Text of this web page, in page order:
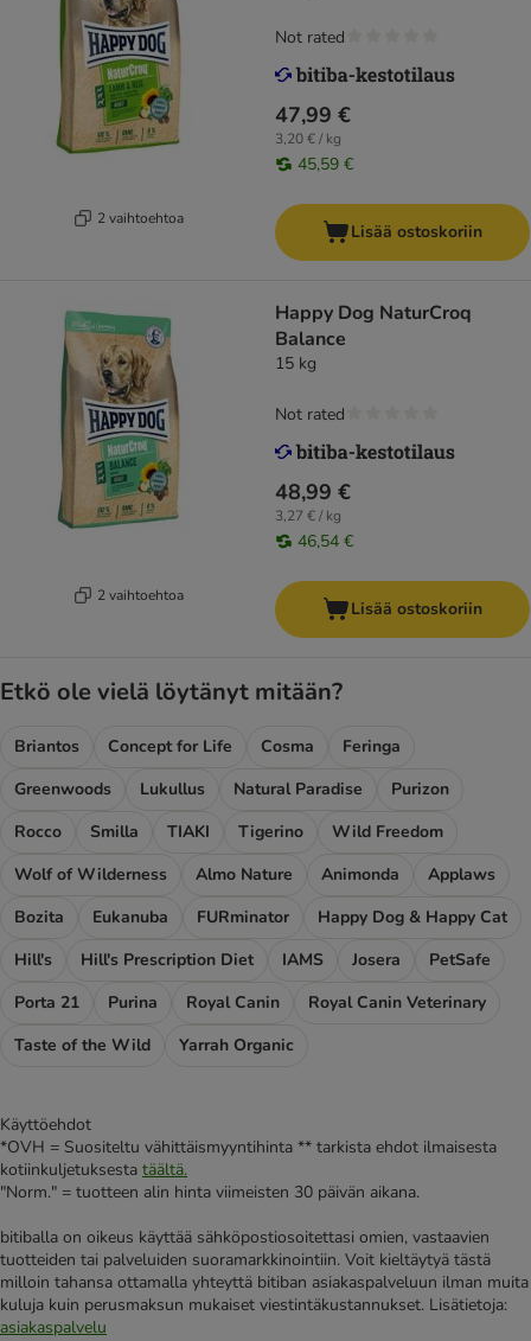
2 vaihtoehtoa
47,99 €
3,20 € / kg
45,59 €
Not rated
Lisää ostoskoriin
2 vaihtoehtoa
Happy Dog NaturCroq
Balance
15 kg
48,99 €
3,27 € / kg
46,54 €
Not rated
Lisää ostoskoriin
Etkö ole vielä löytänyt mitään?
Briantos Concept for Life Cosma
Feringa
Greenwoods
Lukullus Natural Paradise
Purizon
Rocco
Smilla TIAKI Tigerino
Wild Freedom
Wolf of Wilderness
Almo Nature Animonda
Applaws
Bozita
Eukanuba FURminator
Happy Dog & Happy Cat
Hill's
Hill's Prescription Diet IAMS Josera
PetSafe
Porta 21
Purina Royal Canin
Royal Canin Veterinary
Taste of the Wild
Yarrah Organic
Käyttöehdot
*OVH = Suositeltu vähittäismyyntihinta ** tarkista ehdot ilmaisesta
kotiinkuljetuksesta täältä.
"Norm." = tuotteen alin hinta viimeisten 30 päivän aikana.
bitiballa on oikeus käyttää sähköpostiosoitettasi omien, vastaavien
tuotteiden tai palveluiden suoramarkkinointiin. Voit kieltäytyä tästä
milloin tahansa ottamalla yhteyttä bitiban asiakaspalveluun ilman muita
kuluja kuin perusmaksun mukaiset viestintäkustannukset. Lisätietoja:
asiakaspalvelu